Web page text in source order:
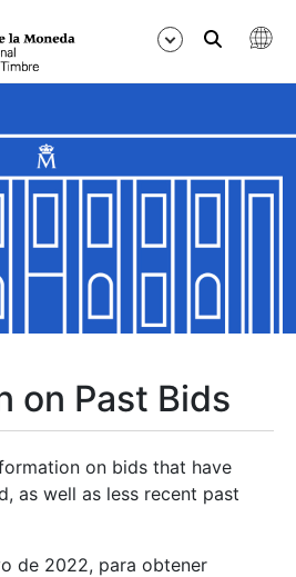
on Past Bids
on bids that have
as well as less recent past
de 2022, para obtener